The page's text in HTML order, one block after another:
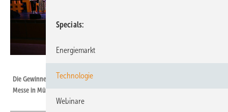
Die Gewinner der diesjährigen Smarter E Awards wurden zum Start der
Messe in München prämiert.
Specials
Energiemarkt
Technologie
Webinare